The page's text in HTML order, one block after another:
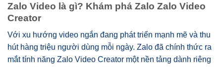
Zalo Video là gì? Khám phá Zalo Zalo Video
Creator
Với xu hướng video ngắn đang phát triển mạnh mẽ và thu
hút hàng triệu người dùng mỗi ngày. Zalo đã chính thức ra
mắt tính năng Zalo Video Creator một nền tảng dành riêng